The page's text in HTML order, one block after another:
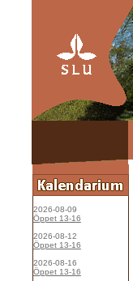
2026-08-09
Öppet 13-16
2026-08-12
Öppet 13-16
2026-08-16
Öppet 13-16